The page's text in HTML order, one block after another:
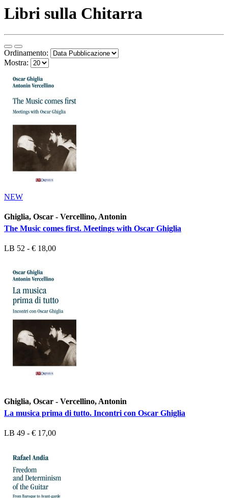
Libri sulla Chitarra
Ordinamento:
Mostra:
NEW
Ghiglia, Oscar - Vercellino, Antonin
The Music comes first. Meetings with Oscar Ghiglia
LB 52 - € 18,00
Ghiglia, Oscar - Vercellino, Antonin
La musica prima di tutto. Incontri con Oscar Ghiglia
LB 49 - € 17,00